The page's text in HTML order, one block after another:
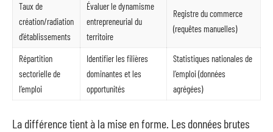
Taux de
création/radiation
d’établissements
Évaluer le dynamisme
entrepreneurial du
territoire
Registre du commerce
(requêtes manuelles)
Répartition
sectorielle de
l’emploi
Identifier les filières
dominantes et les
opportunités
Statistiques nationales de
l’emploi (données
agrégées)
La différence tient à la mise en forme. Les données brutes